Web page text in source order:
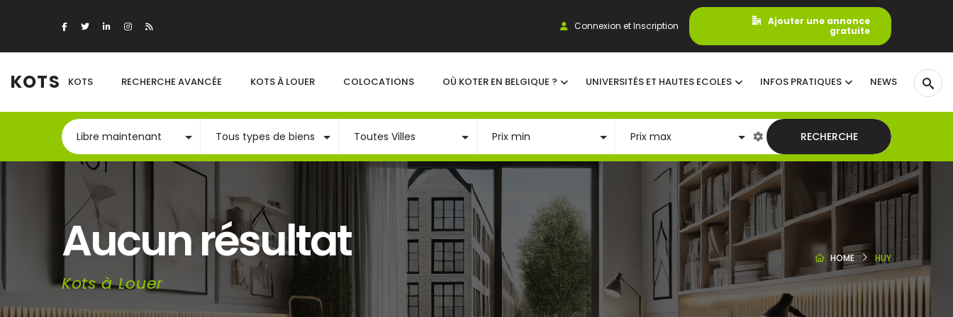
Connexion et Inscription
Ajouter une annonce
gratuite
KOTS KOTS RECHERCHE AVANCÉE KOTS À LOUER COLOCATIONS OÙ KOTER EN BELGIQUE ? UNIVERSITÉS ET HAUTES ECOLES INFOS PRATIQUES NEWS
RECHERCHE
Aucun résultat
Kots à Louer
HOME HUY